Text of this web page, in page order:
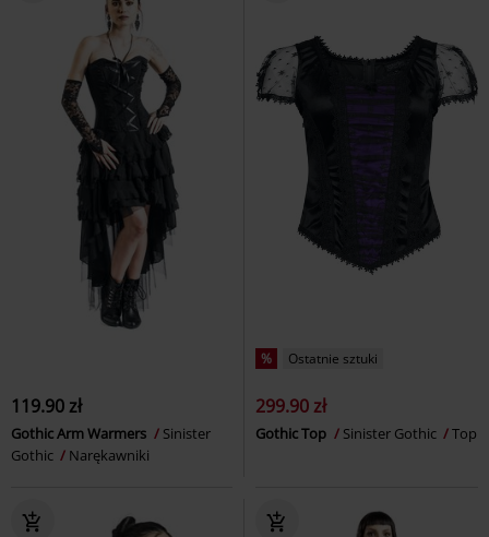
119.90 zł
Gothic Arm Warmers
Sinister
Gothic
Narękawniki
% Ostatnie sztuki
299.90 zł
Gothic Top Sinister Gothic Top